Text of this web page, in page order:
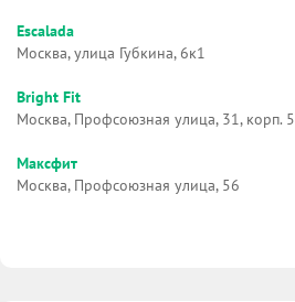
Escalada
Москва, улица Губкина, 6к1
Bright Fit
Москва, Профсоюзная улица, 31, корп. 5
Максфит
Москва, Профсоюзная улица, 56